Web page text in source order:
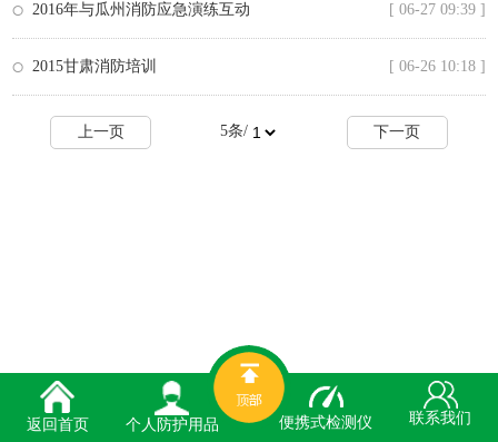
2016年与瓜州消防应急演练互动 [ 06-27 09:39 ]
2015甘肃消防培训 [ 06-26 10:18 ]
上一页 5条/ 下一页
返回首页 个人防护用品 便携式检测仪 联系我们